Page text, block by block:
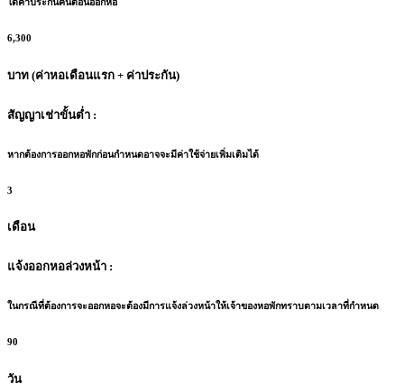
ได้ค่าประกันคืนตอนออกหอ
6,300
บาท (ค่าหอเดือนแรก + ค่าประกัน)
สัญญาเช่าขั้นต่ำ :
หากต้องการออกหอพักก่อนกำหนดอาจจะมีค่าใช้จ่ายเพิ่มเติมได้
3
เดือน
แจ้งออกหอล่วงหน้า :
ในกรณีที่ต้องการจะออกหอจะต้องมีการแจ้งล่วงหน้าให้เจ้าของหอพักทราบตามเวลาที่กำหนด
90
วัน